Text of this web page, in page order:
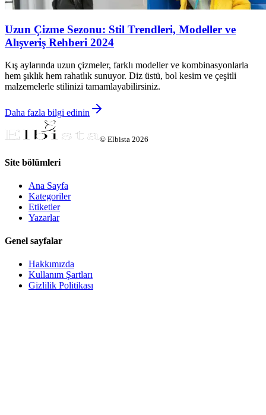
Uzun Çizme Sezonu: Stil Trendleri, Modeller ve
Alışveriş Rehberi 2024
Kış aylarında uzun çizmeler, farklı modeller ve kombinasyonlarla
hem şıklık hem rahatlık sunuyor. Diz üstü, bol kesim ve çeşitli
malzemelerle stilinizi tamamlayabilirsiniz.
Daha fazla bilgi edinin
© Elbista 2026
Site bölümleri
Ana Sayfa
Kategoriler
Etiketler
Yazarlar
Genel sayfalar
Hakkımızda
Kullanım Şartları
Gizlilik Politikası